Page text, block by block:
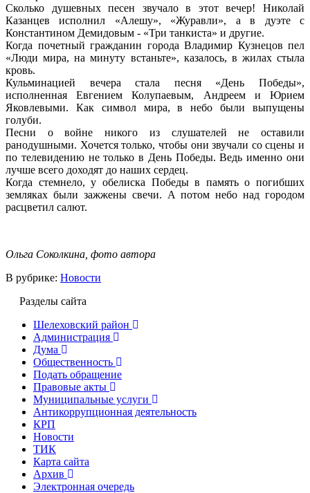
Сколько душевных песен звучало в этот вечер! Николай
Казанцев исполнил «Алешу», «Журавли», а в дуэте с
Константином Демидовым - «Три танкиста» и другие.
Когда почетный гражданин города Владимир Кузнецов пел
«Люди мира, на минуту встаньте», казалось, в жилах стыла
кровь.
Кульминацией вечера стала песня «День Победы»,
исполненная Евгением Колупаевым, Андреем и Юрием
Яковлевыми. Как символ мира, в небо были выпущены
голуби.
Песни о войне никого из слушателей не оставили
ранодушными. Хочется только, чтобы они звучали со сцены и
по телевидению не только в День Победы. Ведь именно они
лучше всего доходят до наших сердец.
Когда стемнело, у обелиска Победы в память о погибших
земляках были зажжены свечи. А потом небо над городом
расцветил салют.
Ольга Соколкина, фото автора
В рубрике: Новости
Разделы сайта
Шелеховский район
Администрация
Дума
Общественность
Подать обращение
Правовые акты
Муниципальные услуги
Антикоррупционная деятельность
КРП
Новости
ТИК
Карта сайта
Архив
Электронная очередь